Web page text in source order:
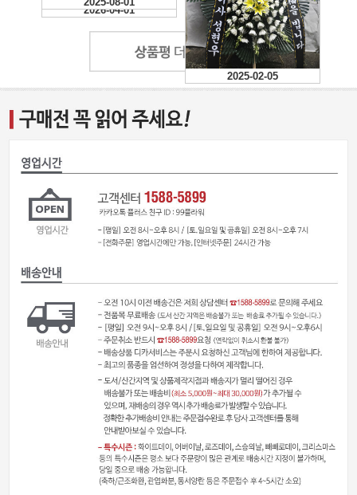
2026-04-01 2025-02-07
2025-02-05